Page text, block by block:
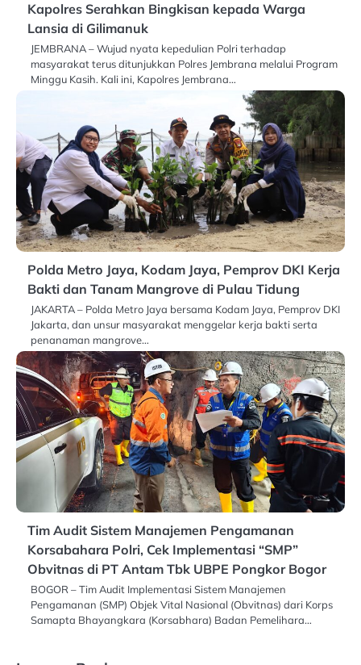
Kapolres Serahkan Bingkisan kepada Warga
Lansia di Gilimanuk
JEMBRANA – Wujud nyata kepedulian Polri terhadap
masyarakat terus ditunjukkan Polres Jembrana melalui Program
Minggu Kasih. Kali ini, Kapolres Jembrana…
Polda Metro Jaya, Kodam Jaya, Pemprov DKI Kerja
Bakti dan Tanam Mangrove di Pulau Tidung
JAKARTA – Polda Metro Jaya bersama Kodam Jaya, Pemprov DKI
Jakarta, dan unsur masyarakat menggelar kerja bakti serta
penanaman mangrove…
Tim Audit Sistem Manajemen Pengamanan
Korsabahara Polri, Cek Implementasi “SMP”
Obvitnas di PT Antam Tbk UBPE Pongkor Bogor
BOGOR – Tim Audit Implementasi Sistem Manajemen
Pengamanan (SMP) Objek Vital Nasional (Obvitnas) dari Korps
Samapta Bhayangkara (Korsabhara) Badan Pemelihara…